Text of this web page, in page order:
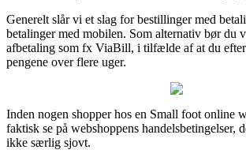
Generelt slår vi et slag for bestillinger med
betalinger med mobilen. Som alternativ bør du
afbetaling som fx ViaBill, i tilfælde af at du
pengene over flere uger.
Inden nogen shopper hos en Small foot online
faktisk se på webshoppens handelsbetingelser,
ikke særlig sjovt.